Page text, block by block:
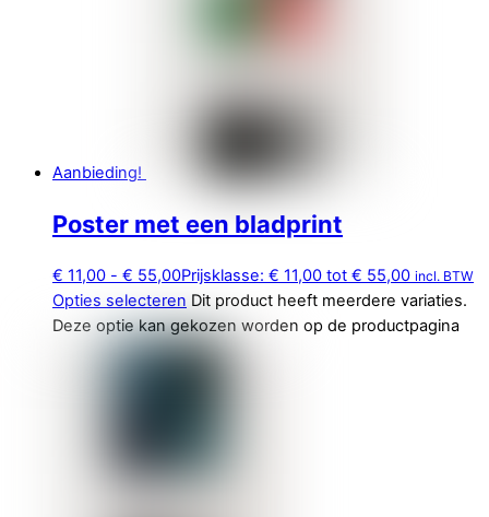
Aanbieding!
Poster met een bladprint
€ 11,00 - € 55,00Prijsklasse: € 11,00 tot € 55,00 incl. BTW
Opties selecteren Dit product heeft meerdere variaties.
Deze optie kan gekozen worden op de productpagina